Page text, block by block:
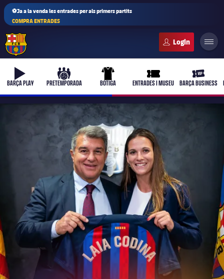
⚽Ja a la venda les entrades per als primers partits
COMPRA ENTRADES
b-play
BARÇA PLAY
culers-ball
PRETEMPORADA
uniform
BOTIGA
ticket-full
ENTRADES I MUSEU
ticket-
BARÇA BUSINESS
plusicon
més
Junta Directiva